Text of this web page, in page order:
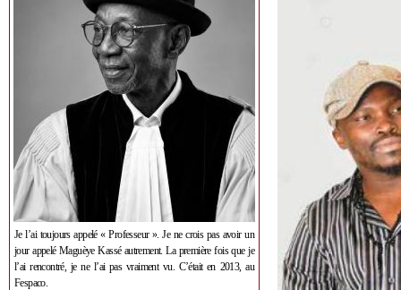
Je l’ai toujours appelé « Professeur ». Je ne crois pas avoir un
jour appelé Maguèye Kassé autrement. La première fois que je
l’ai rencontré, je ne l’ai pas vraiment vu. C’était en 2013, au
Fespaco.